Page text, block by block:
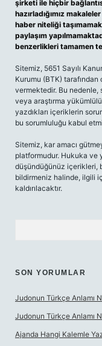
şirketi ile hiçbir
hazırladığımız
haber niteliği
paylaşım
benzerlikleri tamamen
Sitemiz, 5651 Sayılı
Kurumu (BTK) tarafından
vermektedir. Bu
veya araştırma
yazdıkları içeriklerin
bu sorumluluğu kabul
Sitemiz, kar amacı
platformudur. Hukuka ve
düşündüğünüz içerikleri,
bildirmeniz halinde, ilgili
kaldırılacaktır.
SON YORUMLAR
Judonun Türkçe Anlamı
Judonun Türkçe Anlamı
Ajanda Hangi Kalemle